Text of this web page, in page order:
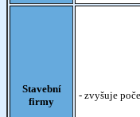
Stavební
firmy
- zvyšuje